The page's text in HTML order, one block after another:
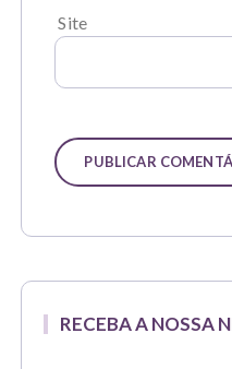
Site
RECEBA A NOSSA